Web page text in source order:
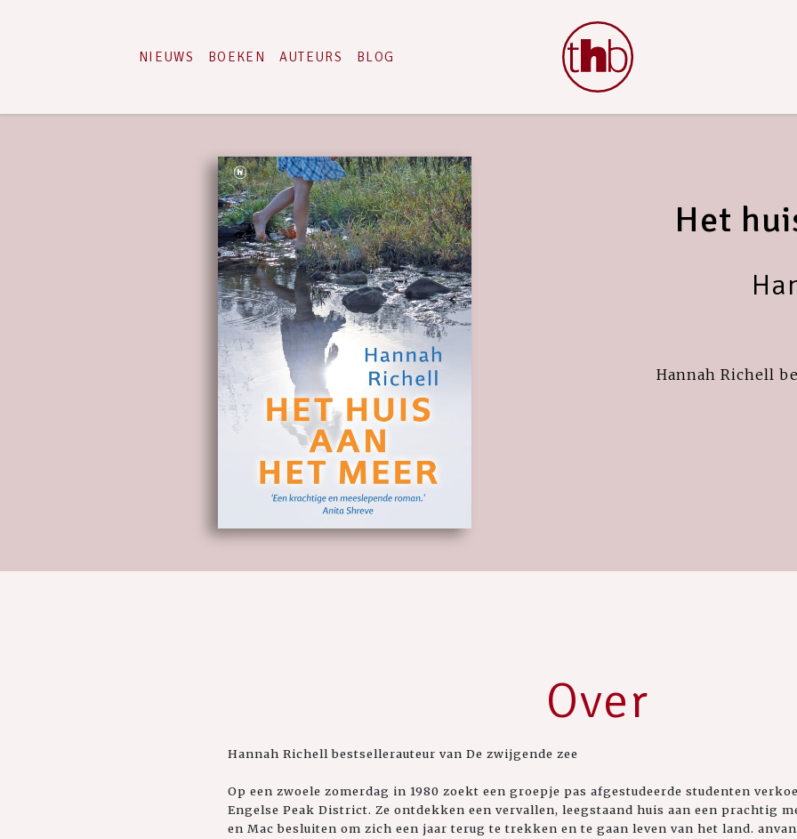
NIEUWS BOEKEN AUTEURS BLOG
Het
Hannah Richell
Over
Hannah Richell bestsellerauteur van De zwijgende zee
Op een zwoele zomerdag in 1980 zoekt een groepje pas afgestudeerde studenten
Engelse Peak District. Ze ontdekken een vervallen, leegstaand huis aan een prachtig
en Mac besluiten om zich een jaar terug te trekken en te gaan leven van het land.